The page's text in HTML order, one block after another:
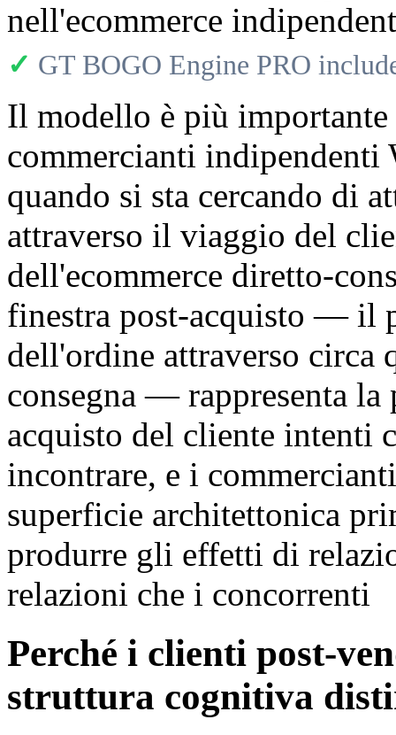
nell'ecommerce
✓ GT BOGO Engine PRO
Il modello è più
commercianti indipendenti
quando si sta cercando di
attraverso il viaggio del
dell'ecommerce diretto-
finestra post-acquisto — il
dell'ordine attraverso
consegna — rappresenta
acquisto del cliente intenti
incontrare, e i
superficie architettonica
produrre gli effetti di
relazioni che i concorrenti
Perché i clienti post-
struttura cognitiva